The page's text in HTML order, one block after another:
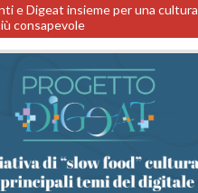
e Digeat insieme per una cultura
consapevole